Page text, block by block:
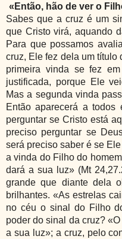
«Então, hão de ver o
Sabes que a cruz é um
que Cristo virá, aquando
Para que possamos
cruz, Ele fez dela um título
primeira vinda se fez
justificada, porque Ele
Mas a segunda vinda
Então aparecerá a todos
perguntar se Cristo está
preciso perguntar se
será preciso saber é se
a vinda do Filho do
dará a sua luz» (Mt
grande que diante dela
brilhantes. «As estrelas
no céu o sinal do Filho
poder do sinal da cruz?
a sua luz»; a cruz, pelo